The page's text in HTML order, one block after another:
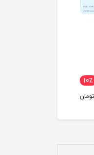
18,800,000
17,800,000